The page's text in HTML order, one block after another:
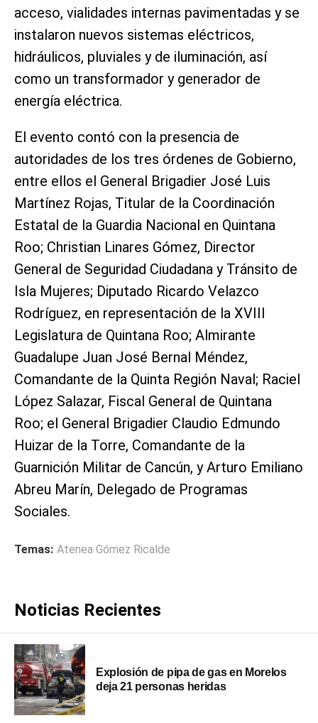
acceso, vialidades internas pavimentadas y se
instalaron nuevos sistemas eléctricos,
hidráulicos, pluviales y de iluminación, así
como un transformador y generador de
energía eléctrica.
El evento contó con la presencia de
autoridades de los tres órdenes de Gobierno,
entre ellos el General Brigadier José Luis
Martínez Rojas, Titular de la Coordinación
Estatal de la Guardia Nacional en Quintana
Roo; Christian Linares Gómez, Director
General de Seguridad Ciudadana y Tránsito de
Isla Mujeres; Diputado Ricardo Velazco
Rodríguez, en representación de la XVIII
Legislatura de Quintana Roo; Almirante
Guadalupe Juan José Bernal Méndez,
Comandante de la Quinta Región Naval; Raciel
López Salazar, Fiscal General de Quintana
Roo; el General Brigadier Claudio Edmundo
Huizar de la Torre, Comandante de la
Guarnición Militar de Cancún, y Arturo Emiliano
Abreu Marín, Delegado de Programas
Sociales.
Temas: Atenea Gómez Ricalde
Noticias Recientes
Explosión de pipa de gas en Morelos
deja 21 personas heridas